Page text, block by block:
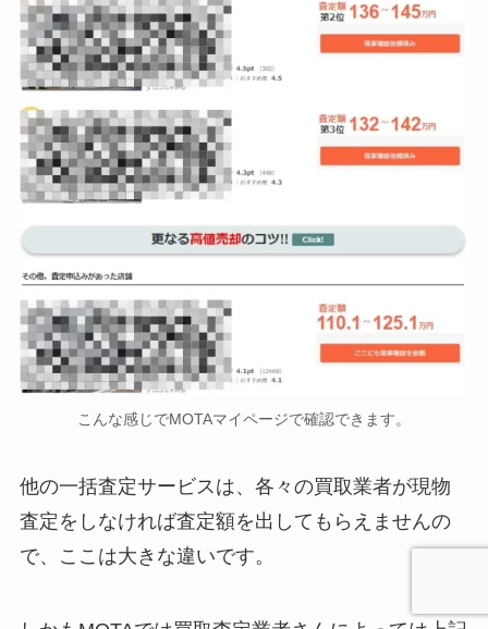
こんな感じでMOTAマイページで確認できます。
他の一括査定サービスは、各々の買取業者が現物
査定をしなければ査定額を出してもらえませんの
で、ここは大きな違いです。